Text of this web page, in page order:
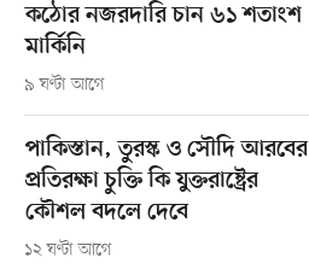
কঠোর নজরদারি চান ৬১ শতাংশ
মার্কিনি
৯ ঘণ্টা আগে
পাকিস্তান, তুরস্ক ও সৌদি আরবের
প্রতিরক্ষা চুক্তি কি যুক্তরাষ্ট্রের
কৌশল বদলে দেবে
১২ ঘণ্টা আগে